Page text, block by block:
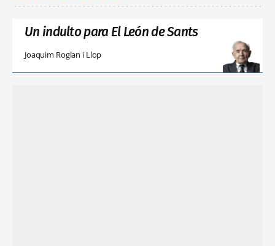
Un indulto para El León de Sants
Joaquim Roglan i Llop